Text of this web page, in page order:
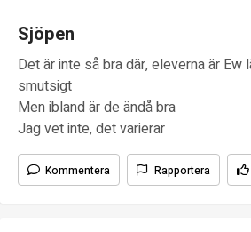
Sjöpen
Det är inte så bra där, eleverna är Ew
smutsigt
Men ibland är de ändå bra
Jag vet inte, det varierar
Kommentera Rapportera